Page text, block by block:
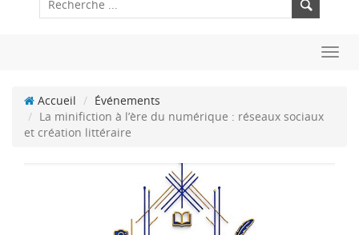
Accueil
Événements
La minifiction à l’ère du numérique : réseaux sociaux
et création littéraire